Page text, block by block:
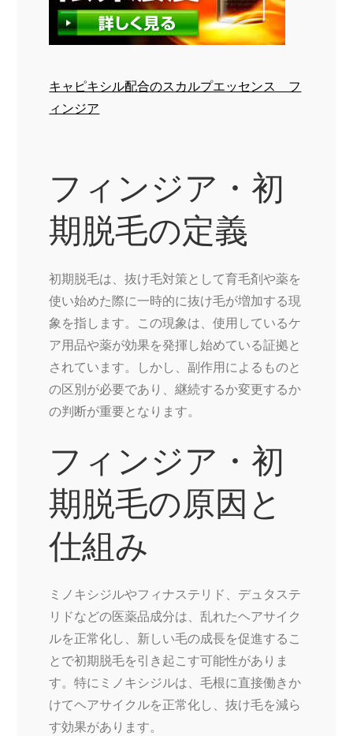
キャピキシル配合のスカルプエッセンス フ
ィンジア
フィンジア・初
期脱毛の定義
初期脱毛は、抜け毛対策として育毛剤や薬を
使い始めた際に一時的に抜け毛が増加する現
象を指します。この現象は、使用しているケ
ア用品や薬が効果を発揮し始めている証拠と
されています。しかし、副作用によるものと
の区別が必要であり、継続するか変更するか
の判断が重要となります。
フィンジア・初
期脱毛の原因と
仕組み
ミノキシジルやフィナステリド、デュタステ
リドなどの医薬品成分は、乱れたヘアサイク
ルを正常化し、新しい毛の成長を促進するこ
とで初期脱毛を引き起こす可能性がありま
す。特にミノキシジルは、毛根に直接働きか
けてヘアサイクルを正常化し、抜け毛を減ら
す効果があります。